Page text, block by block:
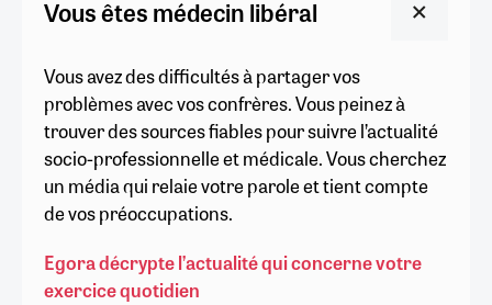
Vous êtes médecin libéral
Vous avez des difficultés à partager vos
problèmes avec vos confrères. Vous peinez à
trouver des sources fiables pour suivre l’actualité
socio-professionnelle et médicale. Vous cherchez
un média qui relaie votre parole et tient compte
de vos préoccupations.
Egora décrypte l’actualité qui concerne votre
exercice quotidien